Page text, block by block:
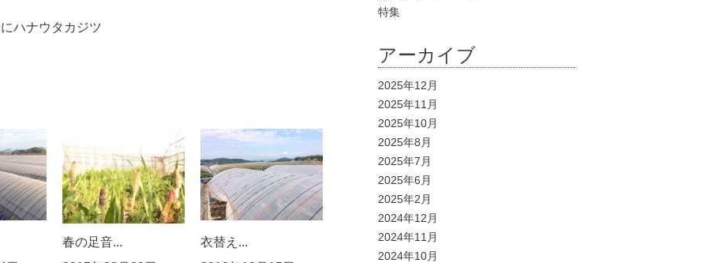
ハナウタカジツ
春の足音...
衣替え...
特集
アーカイブ
2025年12月
2025年11月
2025年10月
2025年8月
2025年7月
2025年6月
2025年2月
2024年12月
2024年11月
2024年10月